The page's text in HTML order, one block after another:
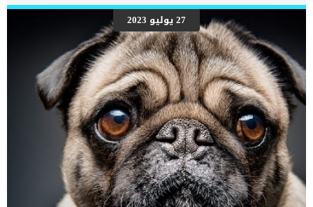
27 يوليو 2023